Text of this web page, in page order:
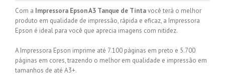
Com a Impressora Epson A3 Tanque de Tintavocê terá o melhor
produto em qualidade de impressão, rápida e eficaz, a Impressora
Epson é ideal para você que aprecia imagens com nitidez.
A Impressora Epson imprime até 7.100 páginas em preto e 5.700
páginas em cores, trazendo o melhor em qualidade e impressão em
tamanhos de até A3+.